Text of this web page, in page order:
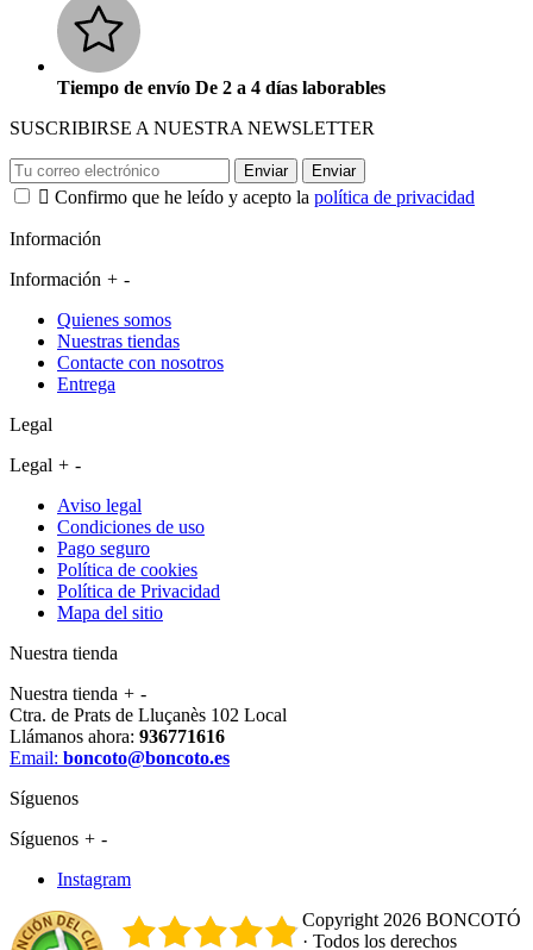
Tiempo de envío De 2 a 4 días laborables
SUSCRIBIRSE A NUESTRA NEWSLETTER
Enviar Enviar
 Confirmo que he leído y acepto la política de privacidad
Información
Información + -
Quienes somos
Nuestras tiendas
Contacte con nosotros
Entrega
Legal
Legal + -
Aviso legal
Condiciones de uso
Pago seguro
Política de cookies
Política de Privacidad
Mapa del sitio
Nuestra tienda
Nuestra tienda + -
Ctra. de Prats de Lluçanès 102 Local
Llámanos ahora: 936771616
Email: boncoto@boncoto.es
Síguenos
Síguenos + -
Instagram
Copyright 2026 BONCOTÓ
· Todos los derechos